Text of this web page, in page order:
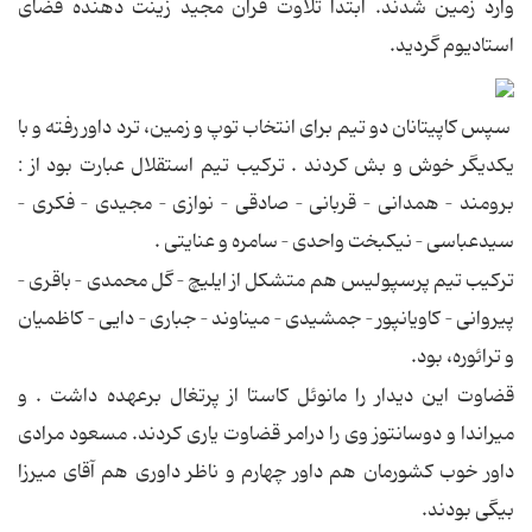
وارد زمین شدند. ابتدا تلاوت قرآن مجید زینت دهنده فضای
استادیوم گردید.
سپس كاپیتانان دو تیم برای انتخاب توپ و زمین، ترد داور رفته و با
یكدیگر خوش و بش كردند . تركیب تیم استقلال عبارت بود از :
برومند – همدانی – قربانی – صادقی – نوازی – مجیدی – فكری –
سیدعباسی – نیكبخت واحدی – سامره و عنایتی .
تركیب تیم پرسپولیس هم متشكل از ایلیچ – گل محمدی – باقری –
پیروانی – كاویانپور – جمشیدی – میناوند – جباری – دایی – كاظمیان
و ترائوره، بود.
قضاوت این دیدار را مانوئل كاستا از پرتغال برعهده داشت . و
میراندا و دوسانتوز وی را درامر قضاوت یاری كردند. مسعود مرادی
داور خوب كشورمان هم داور چهارم و ناظر داوری هم آقای میرزا
بیگی بودند.